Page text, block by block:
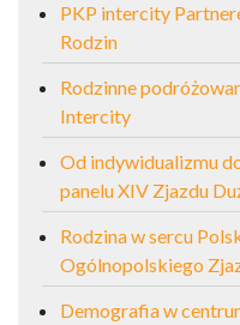
PKP intercity
Rodzin
Rodzinne
Intercity
Od indywidualizmu
panelu XIV Zjazdu
Rodzina w sercu
Ogólnopolskiego
Demografia w